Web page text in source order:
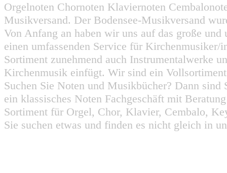
Orgelnoten Chornoten Klaviernoten
Musikversand. Der Bodensee-Musikversand
Von Anfang an haben wir uns auf das große
einen umfassenden Service für
Sortiment zunehmend auch Instrumentalwerke
Kirchenmusik einfügt. Wir sind ein
Suchen Sie Noten und Musikbücher? Dann
ein klassisches Noten Fachgeschäft mit
Sortiment für Orgel, Chor, Klavier, Cembalo,
Sie suchen etwas und finden es nicht gleich in